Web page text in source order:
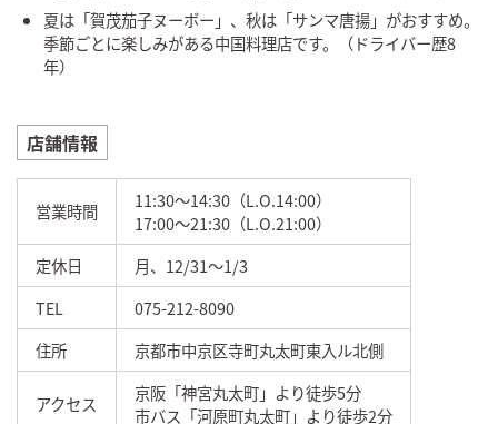
夏は「賀茂茄子ヌーボー」、秋は「サンマ唐揚」がおすすめ。
季節ごとに楽しみがある中国料理店です。（ドライバー歴8
年）
店舗情報
営業時間
11:30～14:30（L.O.14:00）
17:00～21:30（L.O.21:00）
定休日
月、12/31～1/3
TEL
075-212-8090
住所
京都市中京区寺町丸太町東入ル北側
アクセス
京阪「神宮丸太町」より徒歩5分
市バス「河原町丸太町」より徒歩2分